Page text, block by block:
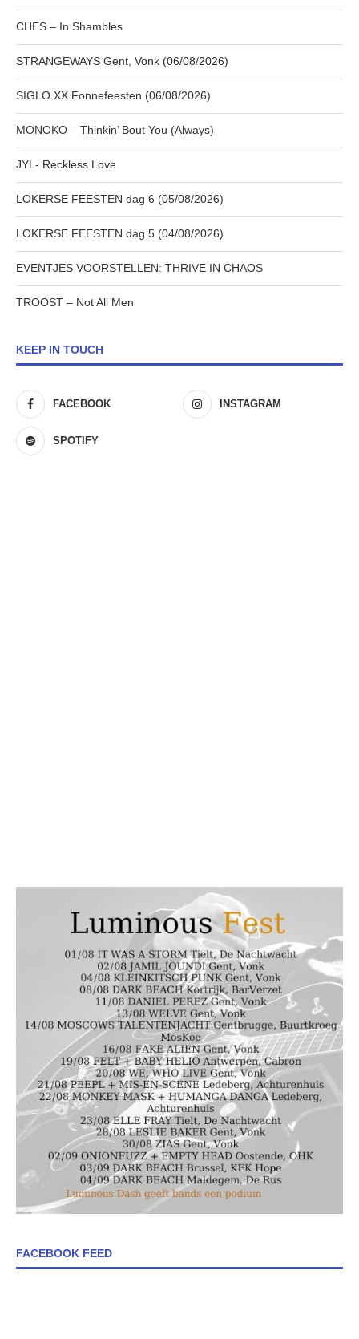
CHES – In Shambles
STRANGEWAYS Gent, Vonk (06/08/2026)
SIGLO XX Fonnefeesten (06/08/2026)
MONOKO – Thinkin’ Bout You (Always)
JYL- Reckless Love
LOKERSE FEESTEN dag 6 (05/08/2026)
LOKERSE FEESTEN dag 5 (04/08/2026)
EVENTJES VOORSTELLEN: THRIVE IN CHAOS
TROOST – Not All Men
KEEP IN TOUCH
FACEBOOK INSTAGRAM
SPOTIFY
FACEBOOK FEED